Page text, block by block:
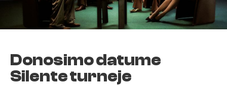
Donosimo datume
Silente turneje